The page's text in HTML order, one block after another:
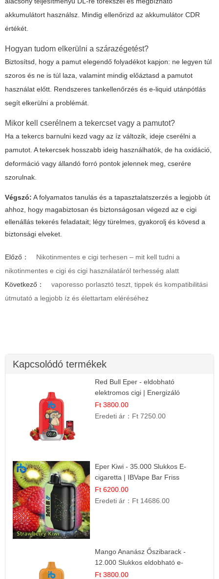
akkumulátort használsz. Mindig ellenőrizd az akkumulátor CDR
értékét.
Hogyan tudom elkerülni a szárazégetést?
Biztosítsd, hogy a pamut elegendő folyadékot kapjon: ne legyen túl
szoros és ne is túl laza, valamint mindig előáztasd a pamutot
használat előtt. Rendszeres tankellenőrzés és e-liquid utánpótlás
segít elkerülni a problémát.
Mikor kell cserélnem a tekercset vagy a pamutot?
Ha a tekercs barnulni kezd vagy az íz változik, ideje cserélni a
pamutot. A tekercsek hosszabb ideig használhatók, de ha oxidáció,
deformáció vagy állandó forró pontok jelennek meg, cserére
szorulnak.
Végszó: A folyamatos tanulás és a tapasztalatszerzés a legjobb út
ahhoz, hogy magabiztosan és biztonságosan végezd az e cigi
ellenállás tekerés feladatait; légy türelmes, gyakorolj és kövesd a
biztonsági elveket.
Előző：
Nikotinmentes e cigi terhesen – mit kell tudni a
nikotinmentes e cigi és cigi használatáról terhesség alatt
Következő：
vaporesso porlasztó teszt, tippek és kompatibilitási
útmutató a legjobb íz és élettartam eléréséhez
Kapcsolódó termékek
Red Bull Eper - eldobható
elektromos cigi | Energizáló
Gyümölcs Íz
Ft 3800.00
Eredeti ár： Ft 7250.00
Eper Kiwi - 35.000 Slukkos E-
cigaretta | IBVape Bar Friss
Gyümölcs Ízek
Ft 6200.00
Eredeti ár： Ft 14686.00
Mango Ananász Őszibarack -
12.000 Slukkos eldobható e-
Cigaretta
Ft 3800.00